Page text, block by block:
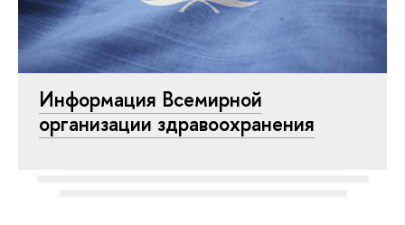
Информация Всемирной
организации здравоохранения